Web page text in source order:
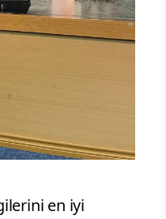
en iyi